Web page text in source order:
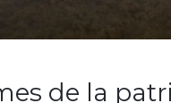
de la